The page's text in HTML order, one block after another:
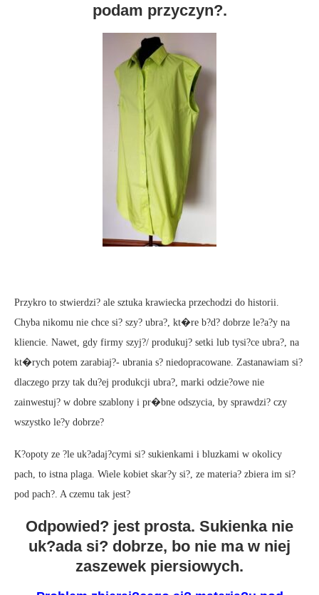
podam przyczyn?.
Przykro to stwierdzi? ale sztuka krawiecka przechodzi do historii.
Chyba nikomu nie chce si? szy? ubra?, kt�re b?d? dobrze le?a?y na
kliencie. Nawet, gdy firmy szyj?/ produkuj? setki lub tysi?ce ubra?, na
kt�rych potem zarabiaj?- ubrania s? niedopracowane. Zastanawiam si?
dlaczego przy tak du?ej produkcji ubra?, marki odzie?owe nie
zainwestuj? w dobre szablony i pr�bne odszycia, by sprawdzi? czy
wszystko le?y dobrze?
K?opoty ze ?le uk?adaj?cymi si? sukienkami i bluzkami w okolicy
pach, to istna plaga. Wiele kobiet skar?y si?, ze materia? zbiera im si?
pod pach?. A czemu tak jest?
Odpowied? jest prosta. Sukienka nie
uk?ada si? dobrze, bo nie ma w niej
zaszewek piersiowych.